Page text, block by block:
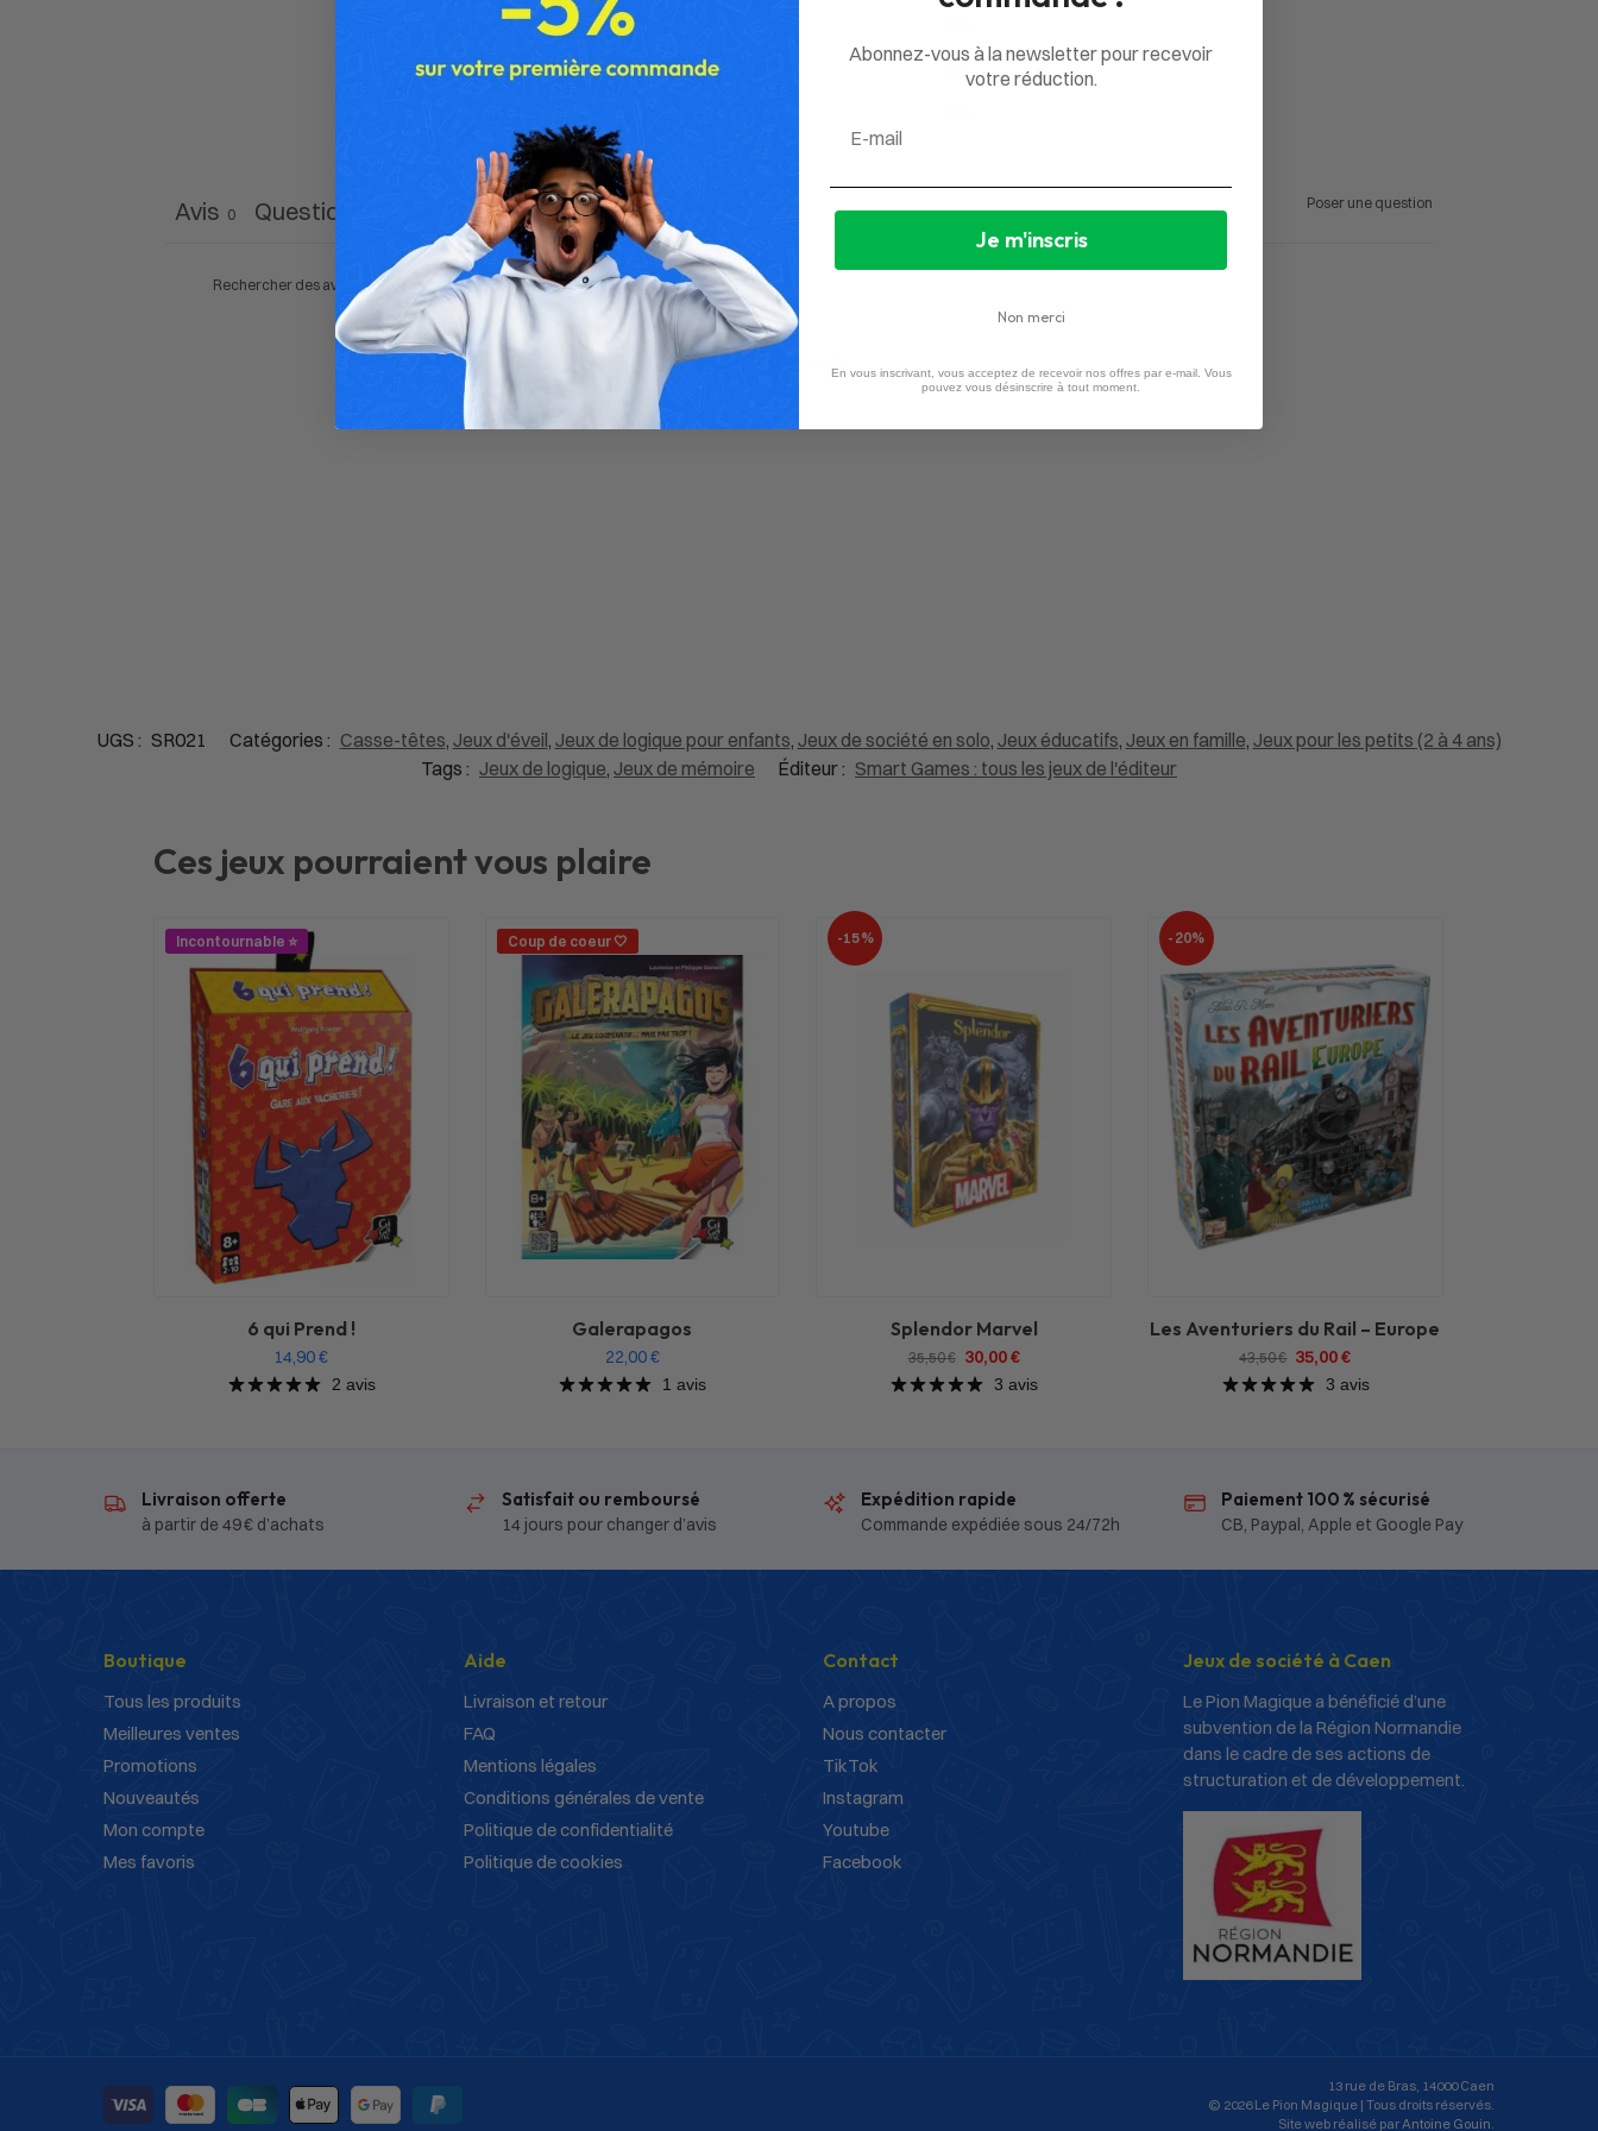
3
2
%
Poser une question
Avis 0 Questions
UGS : SR021 Catégories : Casse-têtes, Jeux d'éveil, Jeux de logique pour enfants, Jeux de société en solo, Jeux éducatifs, Jeux en famille, Jeux pour les petits (2 à 4 ans)
Tags : Jeux de logique, Jeux de mémoire Éditeur : Smart Games : tous les jeux de l'éditeur
Ces jeux pourraient vous plaire
Incontournable ⭐
6 qui Prend !
14,90€
2 avis
Coup de coeur 🤍
Galerapagos
22,00€
1 avis
-15%
Splendor Marvel
35,50€ 30,00€
3 avis
-20%
Les Aventuriers du Rail – Europe
43,50€ 35,00€
3 avis
Livraison offerte
à partir de 49 € d’achats
Satisfait ou remboursé
14 jours pour changer d’avis
Expédition rapide
Commande expédiée sous 24/72h
Paiement 100 % sécurisé
CB, Paypal, Apple et Google Pay
Boutique
Tous les produits
Meilleures ventes
Promotions
Nouveautés
Mon compte
Mes favoris
Aide
Livraison et retour
FAQ
Mentions légales
Conditions générales de vente
Politique de confidentialité
Politique de cookies
Contact
A propos
Nous contacter
TikTok
Instagram
Youtube
Facebook
Jeux de société à Caen
Le Pion Magique a bénéficié d’une
subvention de la Région Normandie
dans le cadre de ses actions de
structuration et de développement.
13 rue de Bras, 14000 Caen
© 2026 Le Pion Magique | Tous droits réservés.
Site web réalisé parAntoine Gouin.
Abonnez-vous à la newsletter pour recevoir
votre réduction.
Je m'inscris
Non merci
En vous inscrivant, vous acceptez de recevoir nos offres par e-mail. Vous
pouvez vous désinscrire à tout moment.